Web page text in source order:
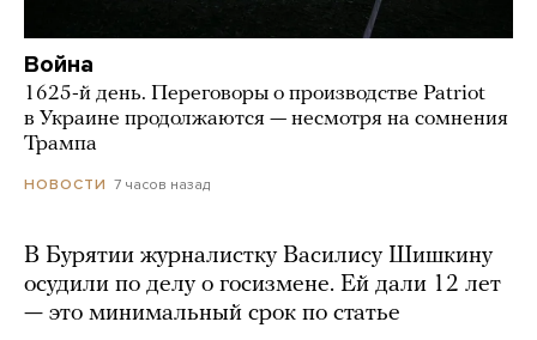
Война
1625-й день. Переговоры о производстве Patriot
в Украине продолжаются — несмотря на сомнения
Трампа
НОВОСТИ 7 часов назад
В Бурятии журналистку Василису Шишкину
осудили по делу о госизмене. Ей дали 12 лет
— это минимальный срок по статье